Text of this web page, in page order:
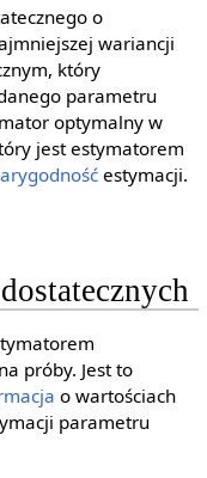
o
wariancji
który
parametru
optymalny w
jest estymatorem
estymacji.
próby. Jest to
o wartościach
parametru